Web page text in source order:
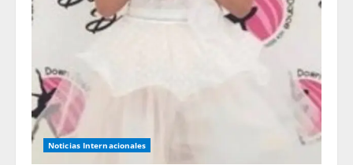
R
e
a
d
Noticias Internacionales